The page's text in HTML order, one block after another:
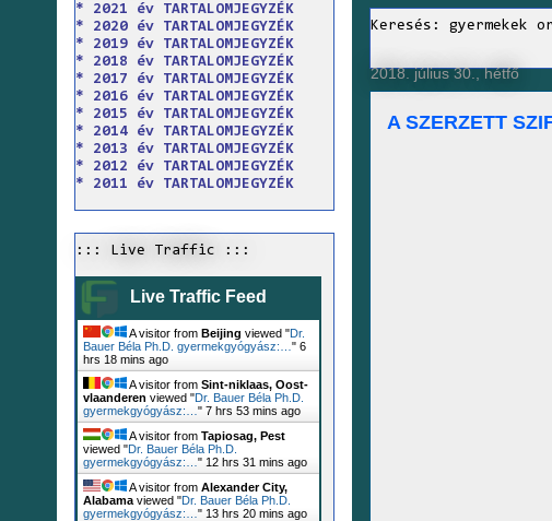
Keresés: gyermekek
2018. július 30., hétfő
A SZERZETT
* 2021 év TARTALOMJEGYZÉK
* 2020 év TARTALOMJEGYZÉK
* 2019 év TARTALOMJEGYZÉK
* 2018 év TARTALOMJEGYZÉK
* 2017 év TARTALOMJEGYZÉK
* 2016 év TARTALOMJEGYZÉK
* 2015 év TARTALOMJEGYZÉK
* 2014 év TARTALOMJEGYZÉK
* 2013 év TARTALOMJEGYZÉK
* 2012 év TARTALOMJEGYZÉK
* 2011 év TARTALOMJEGYZÉK
::: Live Traffic :::
Live Traffic Feed
A visitor from Beijing viewed "Dr.
Bauer Béla Ph.D. gyermekgyógyász:… " 6
hrs 18 mins ago
A visitor from Sint-niklaas, Oost-
vlaanderen viewed "Dr. Bauer Béla Ph.D.
gyermekgyógyász:… " 7 hrs 53 mins ago
A visitor from Tapiosag, Pest
viewed "Dr. Bauer Béla Ph.D.
gyermekgyógyász:… " 12 hrs 31 mins ago
A visitor from Alexander City,
Alabama viewed "Dr. Bauer Béla Ph.D.
gyermekgyógyász:… " 13 hrs 20 mins ago